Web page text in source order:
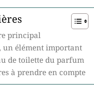
principal
un élément important
de toilette du parfum
à prendre en compte